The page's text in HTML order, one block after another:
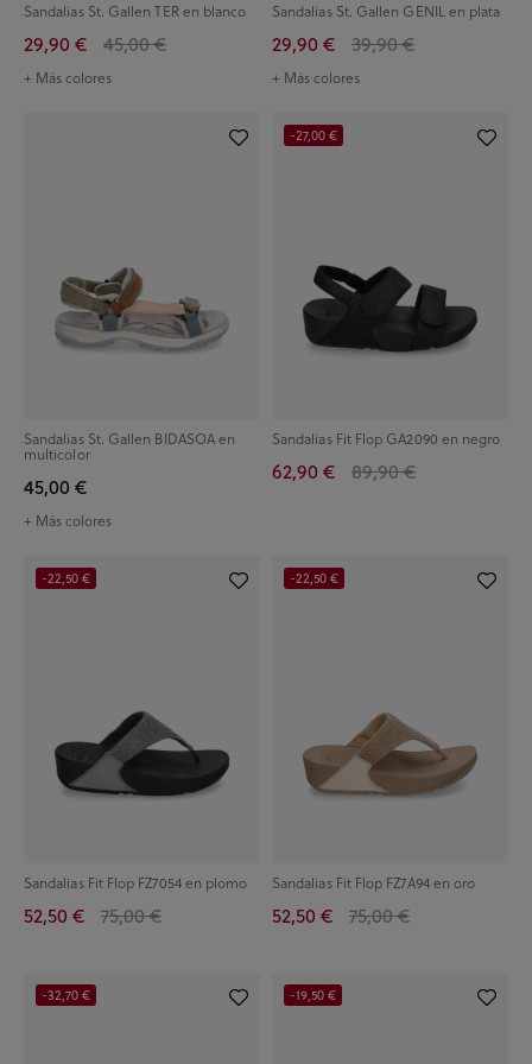
Sandalias St. Gallen TER en blanco
29,90 € 45,00 €
+ Más colores
Sandalias St. Gallen GENIL en plata
29,90 € 39,90 €
+ Más colores
Sandalias St. Gallen BIDASOA en
multicolor
45,00 €
+ Más colores
Sandalias Fit Flop GA2090 en negro
62,90 € 89,90 €
-27,00 €
Sandalias Fit Flop FZ7054 en plomo
52,50 € 75,00 €
-22,50 €
Sandalias Fit Flop FZ7A94 en oro
52,50 € 75,00 €
-22,50 €
-32,70 € -19,50 €